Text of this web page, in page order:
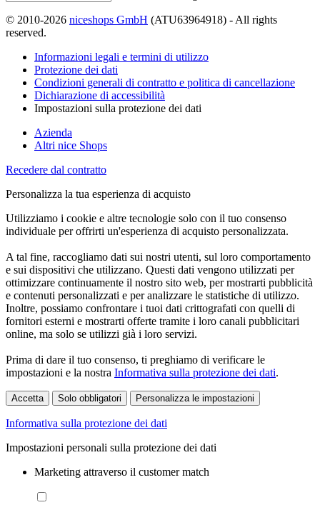
© 2010-2026 niceshops GmbH (ATU63964918) - All rights
reserved.
Informazioni legali e termini di utilizzo
Protezione dei dati
Condizioni generali di contratto e politica di cancellazione
Dichiarazione di accessibilità
Impostazioni sulla protezione dei dati
Azienda
Altri nice Shops
Recedere dal contratto
Personalizza la tua esperienza di acquisto
Utilizziamo i cookie e altre tecnologie solo con il tuo consenso
individuale per offrirti un'esperienza di acquisto personalizzata.
A tal fine, raccogliamo dati sui nostri utenti, sul loro comportamento
e sui dispositivi che utilizzano. Questi dati vengono utilizzati per
ottimizzare continuamente il nostro sito web, per mostrarti pubblicità
e contenuti personalizzati e per analizzare le statistiche di utilizzo.
Inoltre, possiamo confrontare i tuoi dati crittografati con quelli di
fornitori esterni e mostrarti offerte tramite i loro canali pubblicitari
online, ma solo se utilizzi già i loro servizi.
Prima di dare il tuo consenso, ti preghiamo di verificare le
impostazioni e la nostra Informativa sulla protezione dei dati.
Accetta Solo obbligatori Personalizza le impostazioni
Informativa sulla protezione dei dati
Impostazioni personali sulla protezione dei dati
Marketing attraverso il customer match